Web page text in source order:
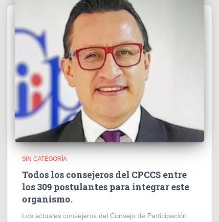
SIN CATEGORÍA
Todos los consejeros del CPCCS entre
los 309 postulantes para integrar este
organismo.
Los actuales consejeros del Consejo de Participación